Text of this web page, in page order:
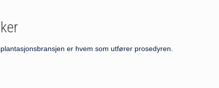
er hvem som utfører prosedyren.